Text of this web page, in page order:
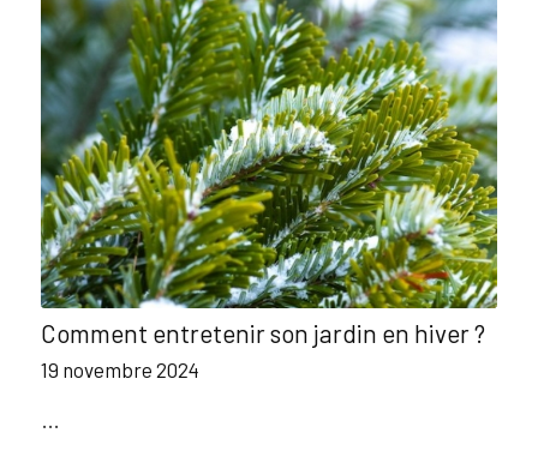
Comment entretenir son jardin en hiver ?
19 novembre 2024
…